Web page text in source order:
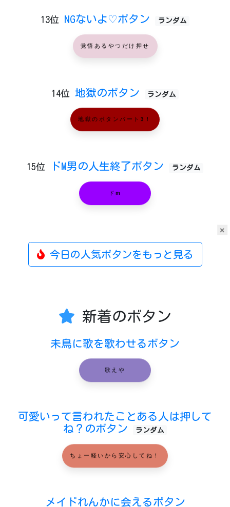
×
13位 NGないよ♡ボタン ランダム
覚悟あるやつだけ押せ
14位 地獄のボタン ランダム
地獄のボタンパート3！
15位 ドM男の人生終了ボタン ランダム
ドm
今日の人気ボタンをもっと見る
新着のボタン
未鳥に歌を歌わせるボタン
歌えや
可愛いって言われたことある人は押して
ね？のボタン
ランダム
ちょー軽いから安心してね！
メイドれんかに会えるボタン